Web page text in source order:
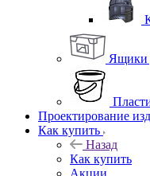
Ящики
Проектирование
Как купить
Назад
Как купить
Акции